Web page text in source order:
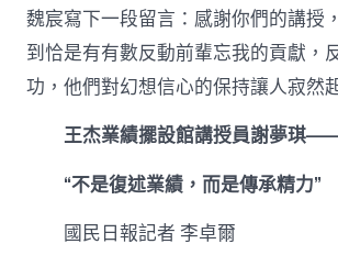
魏宸寫下一段留言：感謝你們的講授
到恰是有有數反動前輩忘我的貢獻，
功，他們對幻想信心的保持讓人寂然
王杰業績擺設館講授員謝夢琪
“不是復述業績，而是傳承精力”
國民日報記者 李卓爾